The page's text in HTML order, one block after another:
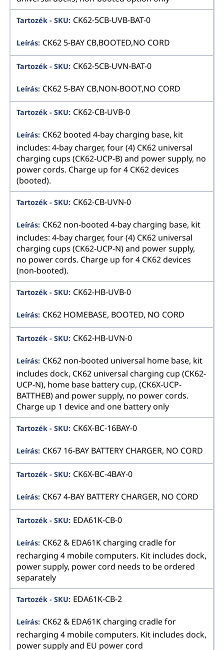
CK62-5CB-UVB-BAT-0
CK62 5-BAY CB,BOOTED,NO CORD
CK62-5CB-UVN-BAT-0
CK62 5-BAY CB,NON-BOOT,NO CORD
CK62-CB-UVB-0
CK62 booted 4-bay charging base, kit
includes: 4-bay charger, four (4) CK62 universal
charging cups (CK62-UCP-B) and power supply, no
power cords. Charge up for 4 CK62 devices
(booted).
CK62-CB-UVN-0
CK62 non-booted 4-bay charging base, kit
includes: 4-bay charger, four (4) CK62 universal
charging cups (CK62-UCP-N) and power supply,
no power cords. Charge up for 4 CK62 devices
(non-booted).
CK62-HB-UVB-0
CK62 HOMEBASE, BOOTED, NO CORD
CK62-HB-UVN-0
CK62 non-booted universal home base, kit
includes dock, CK62 universal charging cup (CK62-
UCP-N), home base battery cup, (CK6X-UCP-
BATTHEB) and power supply, no power cords.
Charge up 1 device and one battery only
CK6X-BC-16BAY-0
CK67 16-BAY BATTERY CHARGER, NO CORD
CK6X-BC-4BAY-0
CK67 4-BAY BATTERY CHARGER, NO CORD
EDA61K-CB-0
CK62 & EDA61K charging cradle for
recharging 4 mobile computers. Kit includes dock,
power supply, power cord needs to be ordered
separately
EDA61K-CB-2
CK62 & EDA61K charging cradle for
recharging 4 mobile computers. Kit includes dock,
power supply and EU power cord